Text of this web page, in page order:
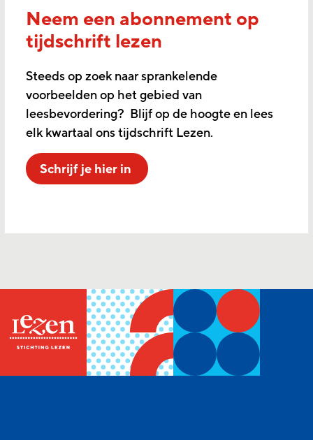
Neem een abonnement op
tijdschrift lezen
Steeds op zoek naar sprankelende
voorbeelden op het gebied van
leesbevordering? Blijf op de hoogte en lees
elk kwartaal ons tijdschrift Lezen.
Schrijf je hier in